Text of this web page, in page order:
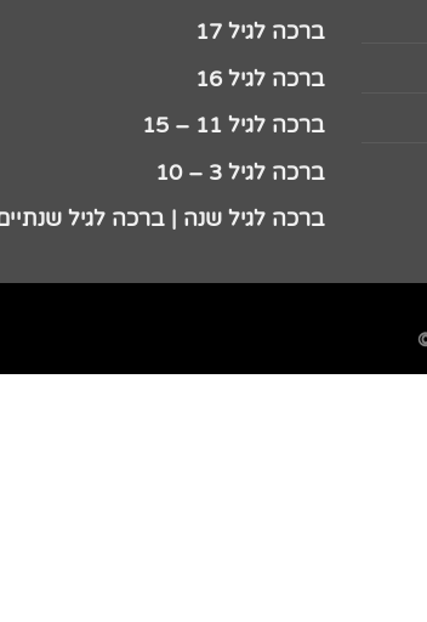
ברכה לגיל 17
ברכה לגיל 16
ברכה לגיל 11 – 15
ברכה לגיל 3 – 10
ברכה לגיל שנה | ברכה לגיל